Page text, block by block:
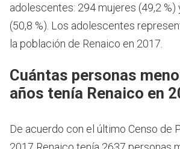
adolescentes: 294 mujeres (49,2 %)
(50,8 %). Los adolescentes
la población de Renaico en 2017.
Cuántas personas
años tenía Renaico en
De acuerdo con el último Censo de